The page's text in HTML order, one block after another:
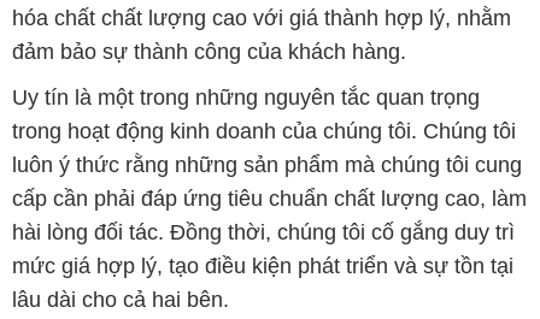
hóa chất chất lượng cao với giá thành hợp lý, nhằm
đảm bảo sự thành công của khách hàng.
Uy tín là một trong những nguyên tắc quan trọng
trong hoạt động kinh doanh của chúng tôi. Chúng tôi
luôn ý thức rằng những sản phẩm mà chúng tôi cung
cấp cần phải đáp ứng tiêu chuẩn chất lượng cao, làm
hài lòng đối tác. Đồng thời, chúng tôi cố gắng duy trì
mức giá hợp lý, tạo điều kiện phát triển và sự tồn tại
lâu dài cho cả hai bên.